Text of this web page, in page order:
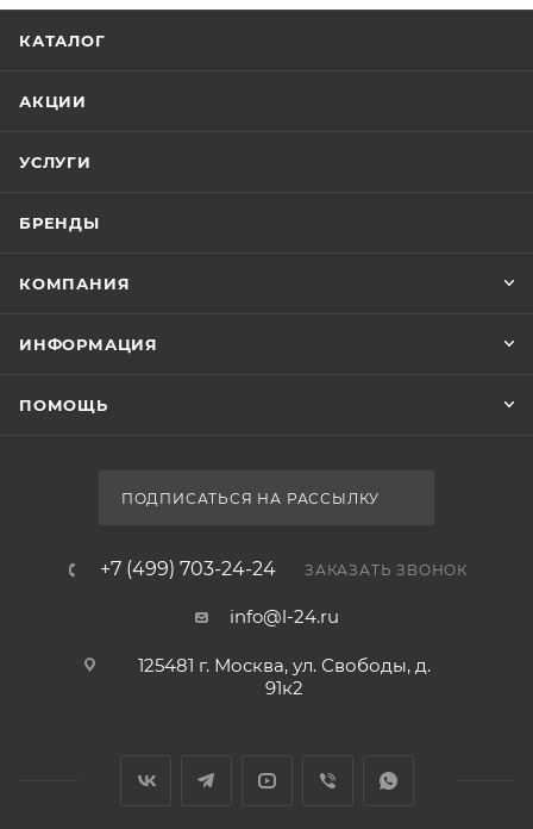
КАТАЛОГ
АКЦИИ
УСЛУГИ
БРЕНДЫ
КОМПАНИЯ
ИНФОРМАЦИЯ
ПОМОЩЬ
ПОДПИСАТЬСЯ НА РАССЫЛКУ
+7 (499) 703-24-24 ЗАКАЗАТЬ ЗВОНОК
info@l-24.ru
125481 г. Москва, ул. Свободы, д.
91к2